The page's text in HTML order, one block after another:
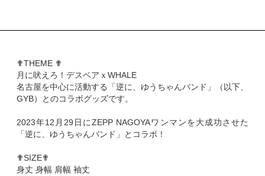
✟THEME ✟
月に吠えろ！デスベアｘWHALE
名古屋を中心に活動する「逆に、ゆうちゃんバンド」（以下、
GYB）とのコラボグッズです。
2023年12月29日にZEPP NAGOYAワンマンを大成功させた
「逆に、ゆうちゃんバンド」とコラボ！
✟SIZE✟
身丈 身幅 肩幅 袖丈